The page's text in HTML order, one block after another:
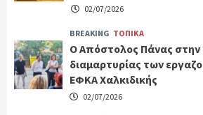
02/07/2026
BREAKING ΤΟΠΙΚΑ
Ο Απόστολος Πάνας
διαμαρτυρίας των
ΕΦΚΑ Χαλκιδικής
02/07/2026